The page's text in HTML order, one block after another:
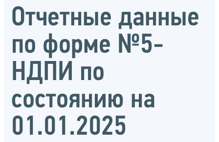
Отчетные данные
по форме №5-
НДПИ по
состоянию на
01.01.2025